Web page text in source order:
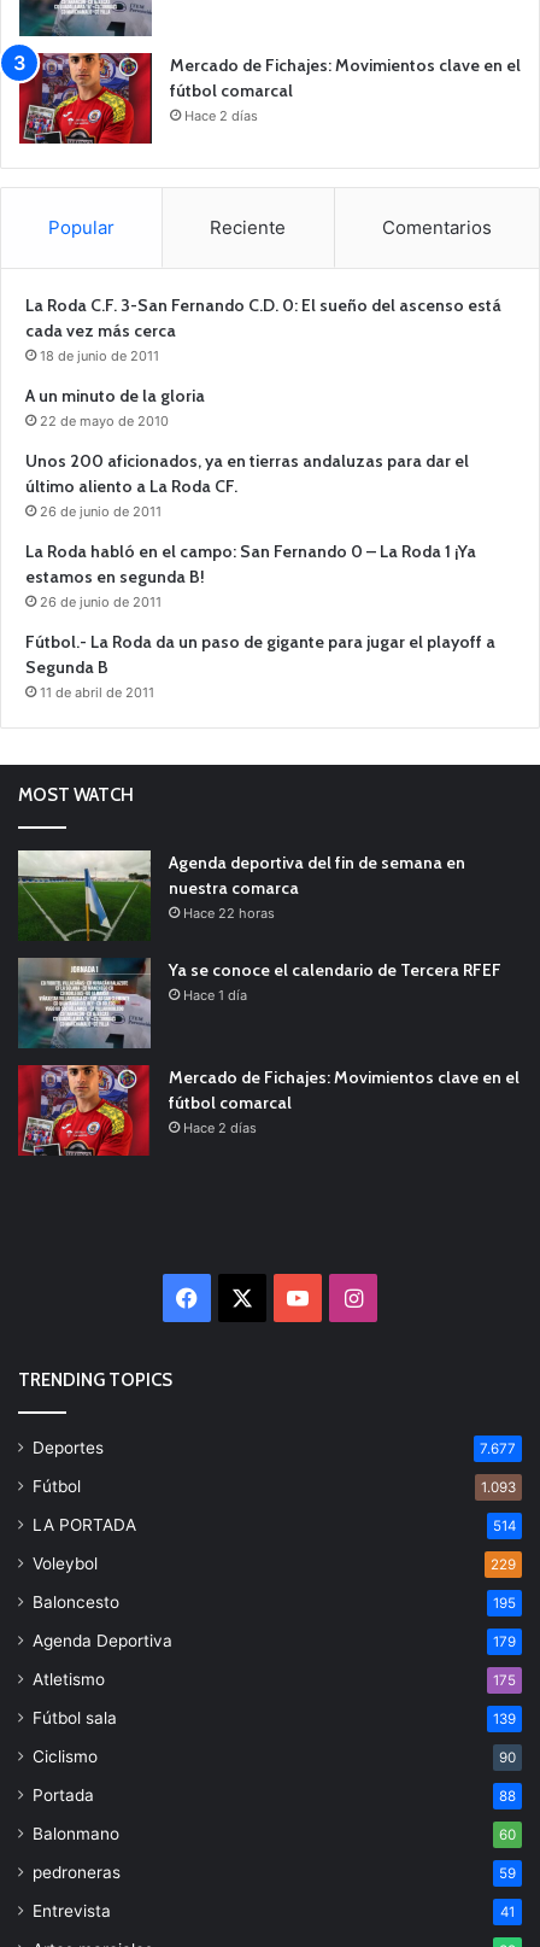
Mercado de Fichajes: Movimientos clave en el
fútbol comarcal
Hace 2 días
Popular Reciente Comentarios
La Roda C.F. 3-San Fernando C.D. 0: El sueño del ascenso está
cada vez más cerca
18 de junio de 2011
A un minuto de la gloria
22 de mayo de 2010
Unos 200 aficionados, ya en tierras andaluzas para dar el
último aliento a La Roda CF.
26 de junio de 2011
La Roda habló en el campo: San Fernando 0 – La Roda 1 ¡Ya
estamos en segunda B!
26 de junio de 2011
Fútbol.- La Roda da un paso de gigante para jugar el playoff a
Segunda B
11 de abril de 2011
MOST WATCH
Agenda deportiva del fin de semana en
nuestra comarca
Hace 22 horas
Ya se conoce el calendario de Tercera RFEF
Hace 1 día
Mercado de Fichajes: Movimientos clave en el
fútbol comarcal
Hace 2 días
Facebook YouTubeInstagram
TRENDING TOPICS
Deportes 7.677
Fútbol 1.093
LA PORTADA 514
Voleybol 229
Baloncesto 195
Agenda Deportiva 179
Atletismo 175
Fútbol sala 139
Ciclismo 90
Portada 88
Balonmano 60
pedroneras 59
Entrevista 41